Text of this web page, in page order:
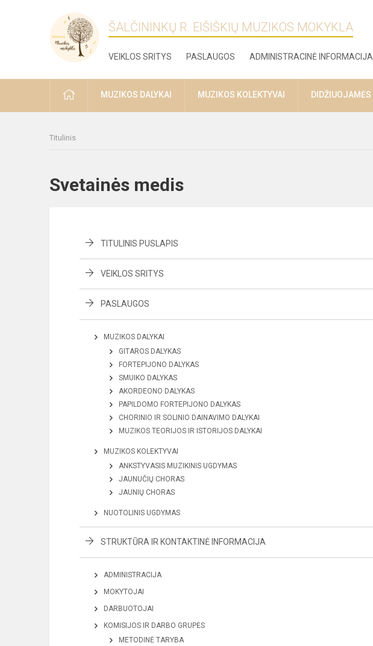
ŠALČININKŲ R. EIŠIŠKIŲ MUZIKOS MOKYKLA
VEIKLOS SRITYS PASLAUGOS ADMINISTRACINĖ INFORMACIJA
PRADŽIAMUZIKOS DALYKAI MUZIKOS KOLEKTYVAI DIDŽIUOJAMĖS
Titulinis
Svetainės medis
TITULINIS PUSLAPIS
VEIKLOS SRITYS
PASLAUGOS
MUZIKOS DALYKAI
GITAROS DALYKAS
FORTEPIJONO DALYKAS
SMUIKO DALYKAS
AKORDEONO DALYKAS
PAPILDOMO FORTEPIJONO DALYKAS
CHORINIO IR SOLINIO DAINAVIMO DALYKAI
MUZIKOS TEORIJOS IR ISTORIJOS DALYKAI
MUZIKOS KOLEKTYVAI
ANKSTYVASIS MUZIKINIS UGDYMAS
JAUNUČIŲ CHORAS
JAUNIŲ CHORAS
NUOTOLINIS UGDYMAS
STRUKTŪRA IR KONTAKTINĖ INFORMACIJA
ADMINISTRACIJA
MOKYTOJAI
DARBUOTOJAI
KOMISIJOS IR DARBO GRUPĖS
METODINĖ TARYBA